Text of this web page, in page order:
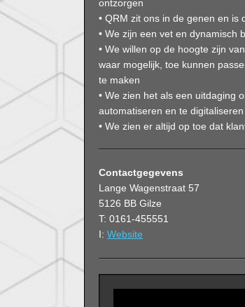
ontzorgen
• QRM zit ons in de genen en is
• We zijn een vet en dynamisch
• We willen op de hoogte zijn
waar mogelijk, toe kunnen
te maken
• We zien het als een uitdaging
automatiseren en te digitaliseren
• We zien er altijd op toe dat
Contactgegevens
Lange Wagenstraat 57
5126 BB Gilze
T: 0161-455551
I: Website